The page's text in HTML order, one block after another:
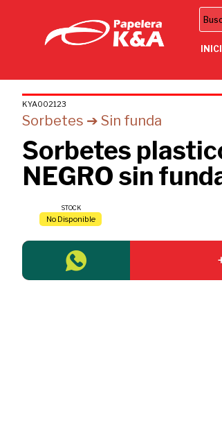
KYA002123
Sorbetes ➔ Sin funda
Sorbetes
NEGRO sin
STOCK
No Disponible